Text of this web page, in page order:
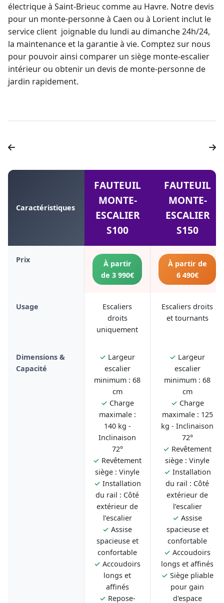
électrique à Saint-Brieuc comme au Havre. Notredevis
pour un monte-personneà Caen ou à Lorient inclut le
service client joignable du lundi au dimanche 24h/24,
la maintenance et la garantie à vie. Comptez sur nous
pour pouvoir ainsi comparer un siège monte-escalier
intérieur ou obtenir un devis de monte-personnede
jardin rapidement.
Caractéristiques
FAUTEUIL
MONTE-
ESCALIER
S100
FAUTEUIL
MONTE-
ESCALIER
S150
Prix
À partir
de 3 990€
À partir de
6 490€
Usage
Escaliers
droits
uniquement
Escaliers droits
et tournants
Dimensions &
Capacité
✓ Largeur
escalier
minimum : 68
cm
✓ Charge
maximale :
140 kg -
Inclinaison
72°
✓ Revêtement
siège : Vinyle
✓ Installation
du rail : Côté
extérieur de
l’escalier
✓ Assise
spacieuse et
confortable
✓ Accoudoirs
longs et
affinés
✓ Repose-
✓ Largeur
escalier
minimum : 68
cm
✓ Charge
maximale : 125
kg - Inclinaison
72°
✓ Revêtement
siège : Vinyle
✓ Installation
du rail : Côté
extérieur de
l’escalier
✓ Assise
spacieuse et
confortable
✓ Accoudoirs
longs et affinés
✓ Siège pliable
pour gain
d'espace